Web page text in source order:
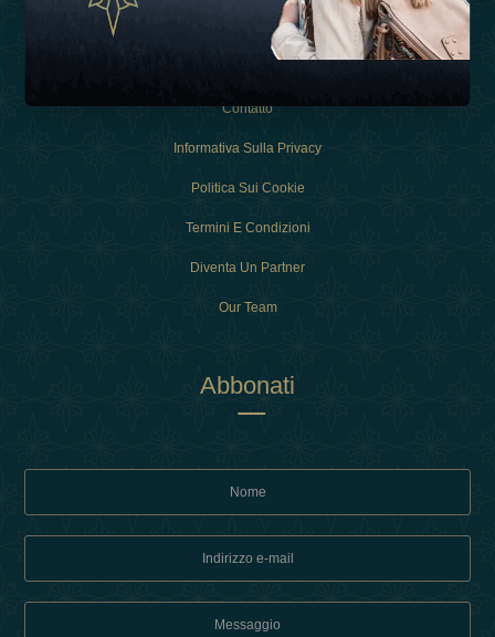
Esperienza
Contatto
Informativa Sulla Privacy
Politica Sui Cookie
Termini E Condizioni
Diventa Un Partner
Our Team
Abbonati